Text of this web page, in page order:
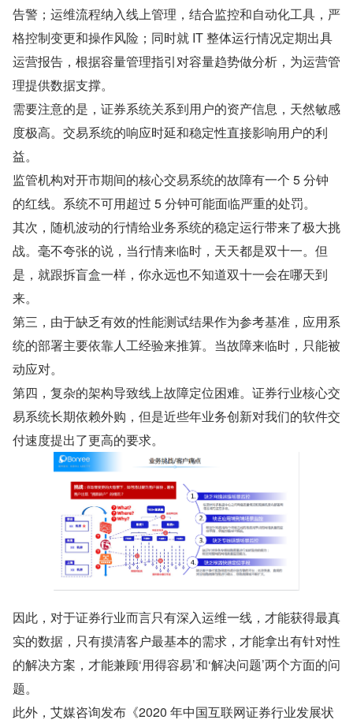
告警；运维流程纳入线上管理，结合监控和自动化工具，严
格控制变更和操作风险；同时就 IT 整体运行情况定期出具
运营报告，根据容量管理指引对容量趋势做分析，为运营管
理提供数据支撑。
需要注意的是，证券系统关系到用户的资产信息，天然敏感
度极高。交易系统的响应时延和稳定性直接影响用户的利
益。
监管机构对开市期间的核心交易系统的故障有一个 5 分钟
的红线。系统不可用超过 5 分钟可能面临严重的处罚。
其次，随机波动的行情给业务系统的稳定运行带来了极大挑
战。毫不夸张的说，当行情来临时，天天都是双十一。但
是，就跟拆盲盒一样，你永远也不知道双十一会在哪天到
来。
第三，由于缺乏有效的性能测试结果作为参考基准，应用系
统的部署主要依靠人工经验来推算。当故障来临时，只能被
动应对。
第四，复杂的架构导致线上故障定位困难。证券行业核心交
易系统长期依赖外购，但是近些年业务创新对我们的软件交
付速度提出了更高的要求。
因此，对于证券行业而言只有深入运维一线，才能获得最真
实的数据，只有摸清客户最基本的需求，才能拿出有针对性
的解决方案，才能兼顾‘用得容易’和‘解决问题’两个方面的问
题。
此外，艾媒咨询发布《2020 年中国互联网证券行业发展状